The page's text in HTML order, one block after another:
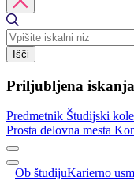
Išči
Priljubljena iskanja
Predmetnik Študijski
Prosta delovna mesta
Ob študijuKarierno